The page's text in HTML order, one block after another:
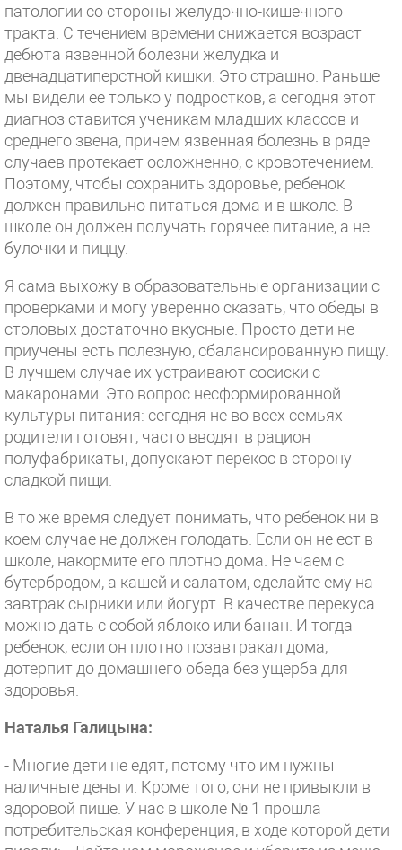
патологии со стороны желудочно-кишечного
тракта. С течением времени снижается возраст
дебюта язвенной болезни желудка и
двенадцатиперстной кишки. Это страшно. Раньше
мы видели ее только у подростков, а сегодня этот
диагноз ставится ученикам младших классов и
среднего звена, причем язвенная болезнь в ряде
случаев протекает осложненно, с кровотечением.
Поэтому, чтобы сохранить здоровье, ребенок
должен правильно питаться дома и в школе. В
школе он должен получать горячее питание, а не
булочки и пиццу.
Я сама выхожу в образовательные организации с
проверками и могу уверенно сказать, что обеды в
столовых достаточно вкусные. Просто дети не
приучены есть полезную, сбалансированную пищу.
В лучшем случае их устраивают сосиски с
макаронами. Это вопрос несформированной
культуры питания: сегодня не во всех семьях
родители готовят, часто вводят в рацион
полуфабрикаты, допускают перекос в сторону
сладкой пищи.
В то же время следует понимать, что ребенок ни в
коем случае не должен голодать. Если он не ест в
школе, накормите его плотно дома. Не чаем с
бутербродом, а кашей и салатом, сделайте ему на
завтрак сырники или йогурт. В качестве перекуса
можно дать с собой яблоко или банан. И тогда
ребенок, если он плотно позавтракал дома,
дотерпит до домашнего обеда без ущерба для
здоровья.
Наталья Галицына:
- Многие дети не едят, потому что им нужны
наличные деньги. Кроме того, они не привыкли в
здоровой пище. У нас в школе № 1 прошла
потребительская конференция, в ходе которой дети